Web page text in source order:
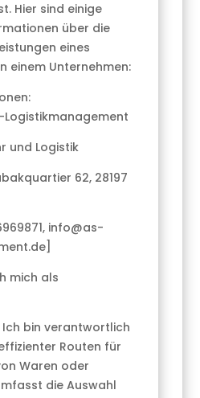
Hier sind einige
über die
eines
einem Unternehmen:
Logistikmanagement
und Logistik
62, 28197
info@as-
mich als
bin verantwortlich
Routen für
Waren oder
die Auswahl